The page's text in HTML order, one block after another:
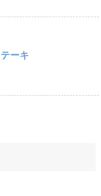
ーキ